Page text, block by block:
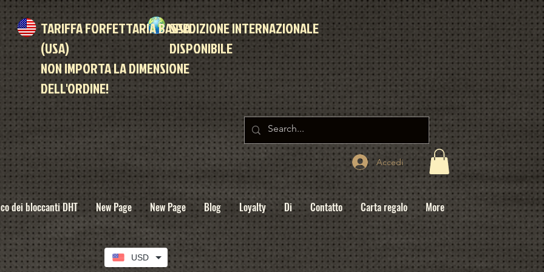
USD
SPEDIZIONE INTERNAZIONALE
DISPONIBILE
TARIFFA FORFETTARIA BASSA
(USA)
NON IMPORTA LA DIMENSIONE
DELL'ORDINE!
Accedi
dei bloccanti DHT New Page New Page Blog Loyalty Di Contatto Carta regalo More